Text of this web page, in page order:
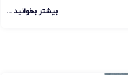
بیشتر بخوانید ...